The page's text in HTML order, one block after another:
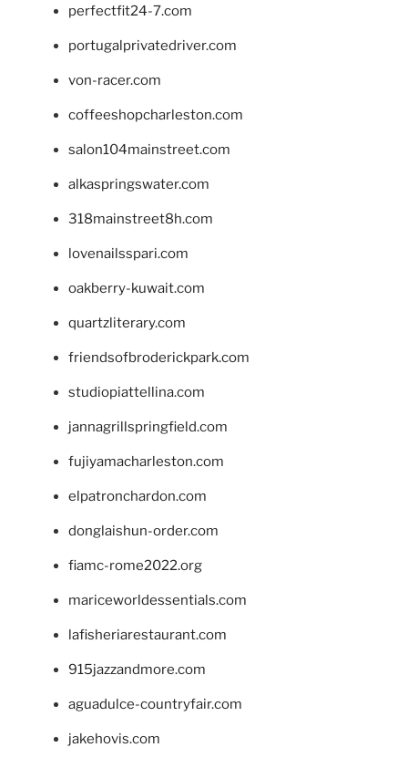
perfectfit24-7.com
portugalprivatedriver.com
von-racer.com
coffeeshopcharleston.com
salon104mainstreet.com
alkaspringswater.com
318mainstreet8h.com
lovenailsspari.com
oakberry-kuwait.com
quartzliterary.com
friendsofbroderickpark.com
studiopiattellina.com
jannagrillspringfield.com
fujiyamacharleston.com
elpatronchardon.com
donglaishun-order.com
fiamc-rome2022.org
mariceworldessentials.com
lafisheriarestaurant.com
915jazzandmore.com
aguadulce-countryfair.com
jakehovis.com